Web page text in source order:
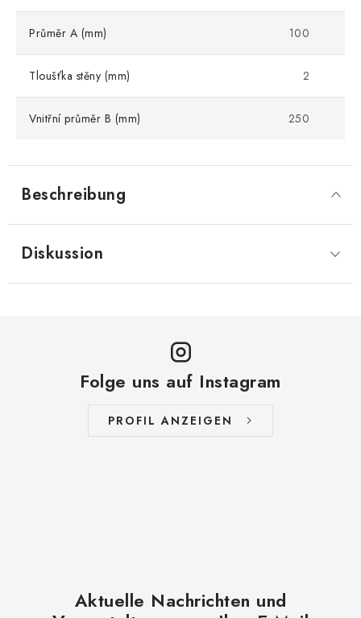
Beschreibung
Průměr A (mm) 100
Tloušťka stěny (mm) 2
Vnitřní průměr B (mm) 250
Diskussion
Folge uns auf Instagram
PROFIL ANZEIGEN
Aktuelle Nachrichten und